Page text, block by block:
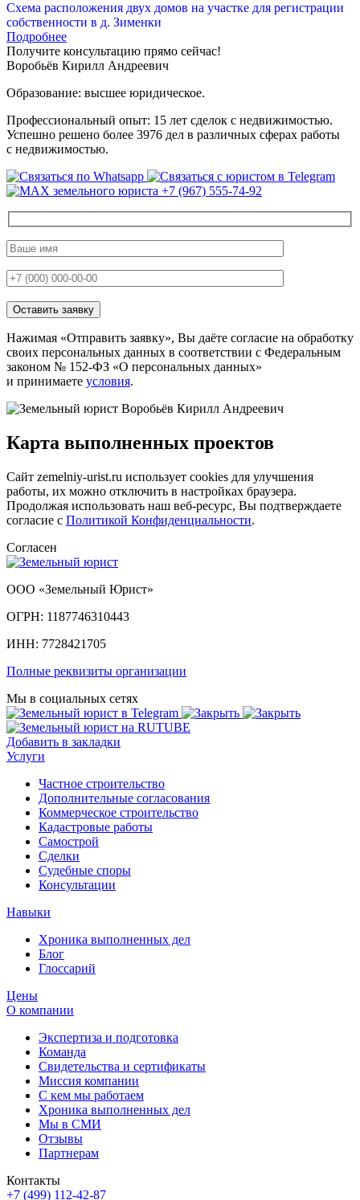
Схема расположения двух домов на участке для регистрации
собственности в д. Зименки
Подробнее
Получите консультацию прямо сейчас!
Воробьёв Кирилл Андреевич
Образование: высшее юридическое.
Профессиональный опыт: 15 лет сделок с недвижимостью.
Успешно решено более 3976 дел в различных сферах работы
с недвижимостью.
Нажимая «Отправить заявку», Вы даёте согласие на обработку
своих персональных данных в соответствии с Федеральным
законом № 152-ФЗ «О персональных данных»
и принимаете условия.
Карта выполненных проектов
Сайт zemelniy-urist.ru использует cookies для улучшения
работы, их можно отключить в настройках браузера.
Продолжая использовать наш веб-ресурс, Вы подтверждаете
согласие с Политикой Конфиденциальности.
Согласен
ООО «Земельный Юрист»
ОГРН: 1187746310443
ИНН: 7728421705
Полные реквизиты организации
Мы в социальных сетях
Добавить в закладки
Услуги
Частное строительство
Дополнительные согласования
Коммерческое строительство
Кадастровые работы
Самострой
Сделки
Судебные споры
Консультации
Навыки
Хроника выполненных дел
Блог
Глоссарий
Цены
О компании
Экспертиза и подготовка
Команда
Свидетельства и сертификаты
Миссия компании
С кем мы работаем
Хроника выполненных дел
Мы в СМИ
Отзывы
Партнерам
Контакты
+7 (499) 112-42-87